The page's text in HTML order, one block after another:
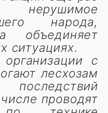
нерушимое
народа,
объединяет
ситуациях.
с
лесхозам
проводят